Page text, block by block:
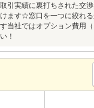
引実績に裏打ちされた交
ます☆窓口を一つに絞れ
当社ではオプション費用
！